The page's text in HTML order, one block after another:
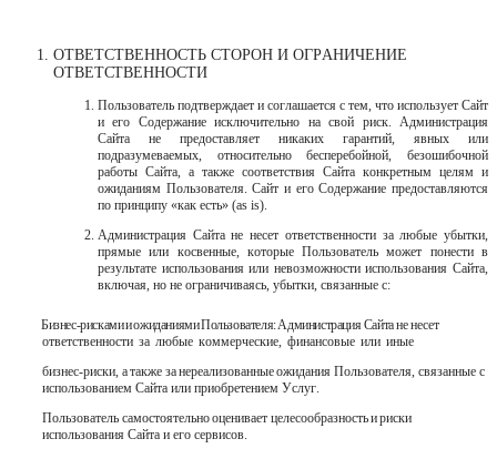
ОТВЕТСТВЕННОСТЬ СТОРОН И ОГРАНИЧЕНИЕ
ОТВЕТСТВЕННОСТИ
Пользователь подтверждает и соглашается с тем, что использует Сайт
и его Содержание исключительно на свой риск. Администрация
Сайта не предоставляет никаких гарантий, явных или
подразумеваемых, относительно бесперебойной, безошибочной
работы Сайта, а также соответствия Сайта конкретным целям и
ожиданиям Пользователя. Сайт и его Содержание предоставляются
по принципу «как есть» (as is).
Администрация Сайта не несет ответственности за любые убытки,
прямые или косвенные, которые Пользователь может понести в
результате использования или невозможности использования Сайта,
включая, но не ограничиваясь, убытки, связанные с:
Бизнес-рискамииожиданиямиПользователя:Администрация Сайтаненесет
ответственности за любые коммерческие, финансовые или иные
бизнес-риски, атакже занереализованныеожидания Пользователя, связанные с
использованием Сайта или приобретением Услуг.
Пользователь самостоятельнооценивает целесообразностьириски
использования Сайта и его сервисов.